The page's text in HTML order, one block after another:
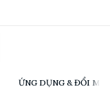
ỨNG DỤNG & ĐỔI